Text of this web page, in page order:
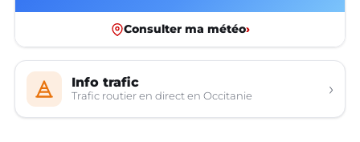
Consulter ma météo›
Info trafic
Trafic routier en direct en Occitanie ›